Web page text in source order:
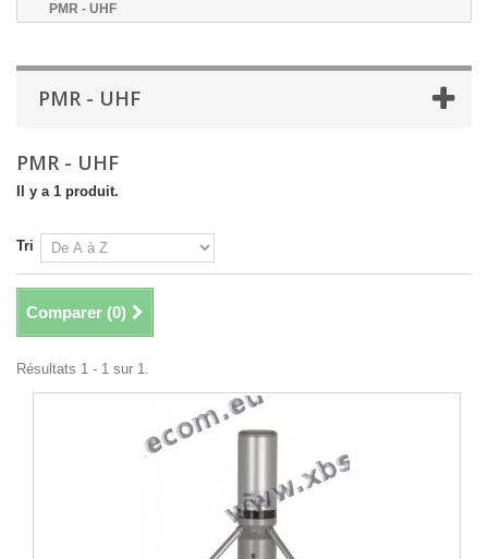
PMR - UHF
PMR - UHF
PMR - UHF
Il y a 1 produit.
Tri
Comparer (0)
Résultats 1 - 1 sur 1.